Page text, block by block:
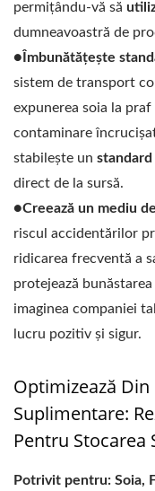
permițându-vă să
dumneavoastră de
●Îmbunătățește
sistem de transport
expunerea soia la
contaminare
stabilește un
direct de la sursă.
●Creează un mediu
riscul accidentărilor
ridicarea frecventă a
protejează
imaginea companiei
lucru pozitiv și sigur.
Optimizează
Suplimentare:
Pentru Stocarea
Potrivit pentru: Soia,